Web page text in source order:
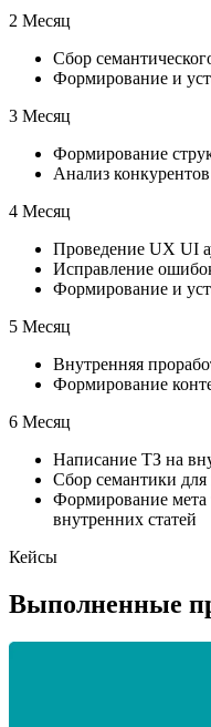
2 Месяц
Сбор
Формирование и
3 Месяц
Формирование
Анализ конкурентов
4 Месяц
Проведение UX UI
Исправление
Формирование и
5 Месяц
Внутренняя
Формирование
6 Месяц
Написание ТЗ на
Сбор семантики для
Формирование мета
внутренних статей
Кейсы
Выполненные